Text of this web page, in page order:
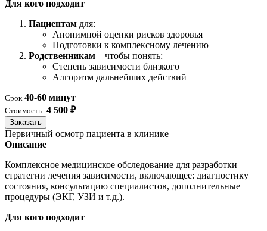
Для кого подходит
Пациентам для:
Анонимной оценки рисков здоровья
Подготовки к комплексному лечению
Родственникам – чтобы понять:
Степень зависимости близкого
Алгоритм дальнейших действий
Срок 40-60 минут
Стоимость: 4 500 ₽
Заказать
Первичный осмотр пациента в клинике
Описание
Комплексное медицинское обследование для разработки
стратегии лечения зависимости, включающее: диагностику
состояния, консультацию специалистов, дополнительные
процедуры (ЭКГ, УЗИ и т.д.).
Для кого подходит